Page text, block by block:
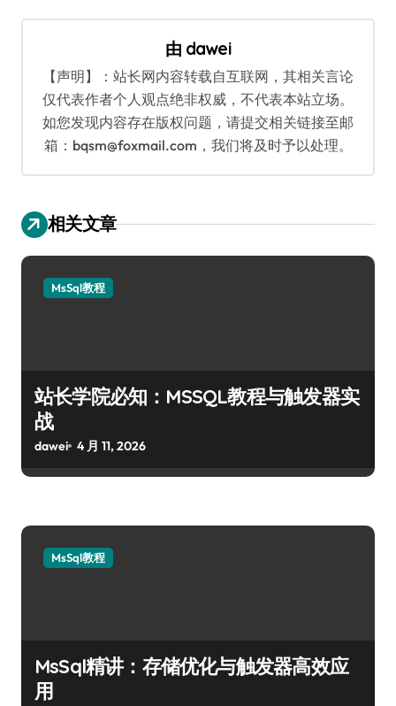
导
由 dawei
【声明】：站长网内容转载自互联网，其相关言论
仅代表作者个人观点绝非权威，不代表本站立场。
如您发现内容存在版权问题，请提交相关链接至邮
箱：bqsm@foxmail.com，我们将及时予以处理。
相关文章
MsSql教程
站长学院必知：MSSQL教程与触发器实
战
dawei 4 月 11, 2026
MsSql教程
MsSql精讲：存储优化与触发器高效应
用